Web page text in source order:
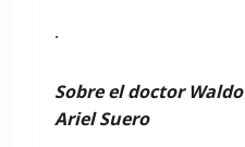
.
Sobre el doctor Waldo
Ariel Suero